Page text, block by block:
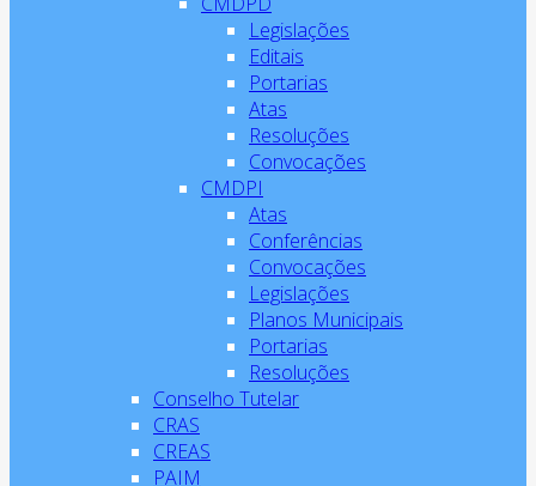
Legislações
Editais
Portarias
Atas
Resoluções
Convocações
CMDPI
Atas
Conferências
Convocações
Legislações
Planos Municipais
Portarias
Resoluções
Conselho Tutelar
CRAS
CREAS
PAIM